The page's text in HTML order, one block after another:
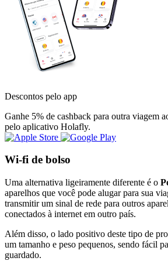
Descontos pelo app
Ganhe 5% de cashback para outra viagem
pelo aplicativo Holafly.
Wi-fi de bolso
Uma alternativa ligeiramente diferente é o
aparelhos que você pode alugar para sua
transmitir um sinal de rede para outros
conectados à internet em outro país.
Além disso, o lado positivo deste tipo de
um tamanho e peso pequenos, sendo fácil
guardado.